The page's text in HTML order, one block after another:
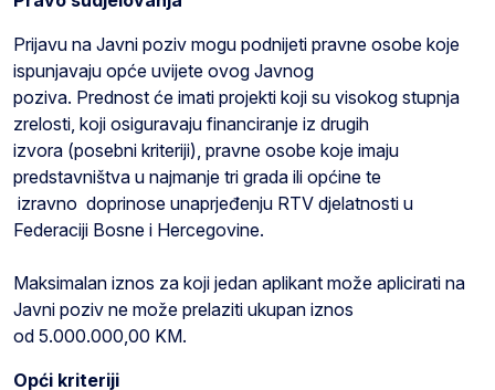
Prijavu na Javni poziv mogu podnijeti pravne osobe koje
ispunjavaju opće uvijete ovog Javnog
poziva. Prednost će imati projekti koji su visokog stupnja
zrelosti, koji osiguravaju financiranje iz drugih
izvora (posebni kriteriji), pravne osobe koje imaju
predstavništva u najmanje tri grada ili općine te
izravno doprinose unaprjeđenju RTV djelatnosti u
Federaciji Bosne i Hercegovine.
Maksimalan iznos za koji jedan aplikant može aplicirati na
Javni poziv ne može prelaziti ukupan iznos
od 5.000.000,00 KM.
Opći kriteriji